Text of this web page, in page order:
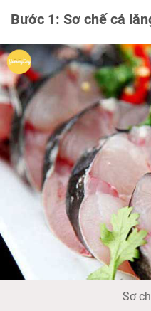
Bước 1: Sơ chế cá
Sơ